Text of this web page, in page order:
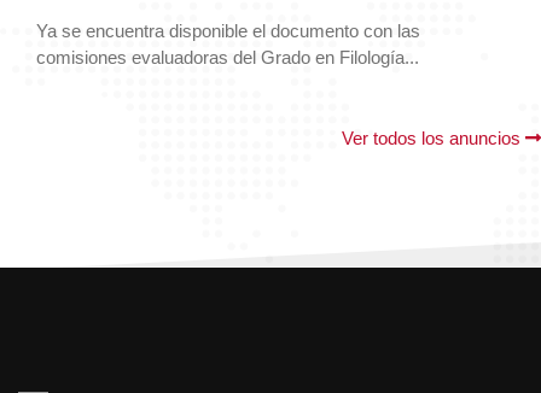
Ya se encuentra disponible el documento con las
comisiones evaluadoras del Grado en Filología...
Ver todos los anuncios